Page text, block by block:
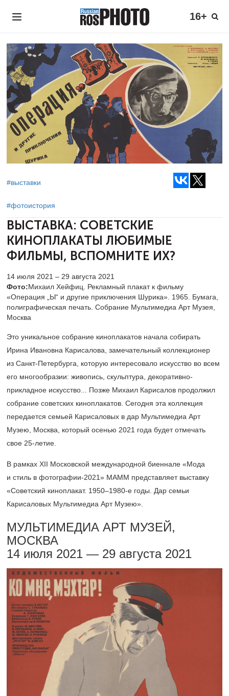
16+
#выставки
#фотоистория
ВЫСТАВКА: СОВЕТСКИЕ
КИНОПЛАКАТЫ ЛЮБИМЫЕ
ФИЛЬМЫ, ВСПОМНИТЕ ИХ?
14 июля 2021 – 29 августа 2021
Фото:Михаил Хейфиц. Рекламный плакат к фильму
«Операция „Ы“ и другие приключения Шурика». 1965. Бумага,
полиграфическая печать. Собрание Мультимедиа Арт Музея,
Москва
Это уникальное собрание киноплакатов начала собирать
Ирина Ивановна Карисалова, замечательный коллекционер
из Санкт-Петербурга, которую интересовало искусство во всем
его многообразии: живопись, скульптура, декоративно-
прикладное искусство... Позже Михаил Карисалов продолжил
собрание советских киноплакатов. Сегодня эта коллекция
передается семьей Карисаловых в дар Мультимедиа Арт
Музею, Москва, который осенью 2021 года будет отмечать
свое 25-летие.
В рамках XII Московской международной биеннале «Мода
и стиль в фотографии-2021» МАММ представляет выставку
«Советский киноплакат. 1950–1980-е годы. Дар семьи
Карисаловых Мультимедиа Арт Музею».
МУЛЬТИМЕДИА АРТ МУЗЕЙ,
МОСКВА
14 июля 2021 — 29 августа 2021